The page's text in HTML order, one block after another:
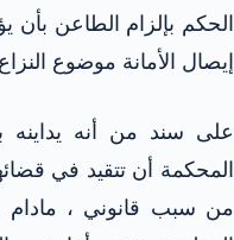
الحكم بإلزام الطاعن بأن
إيصال الأمانة موضوع
على سند من أنه يداينه
المحكمة أن تتقيد في
من سبب قانوني ، مادام